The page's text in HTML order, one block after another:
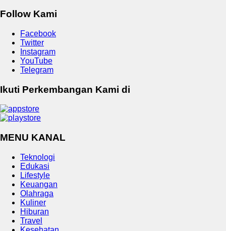
Follow Kami
Facebook
Twitter
Instagram
YouTube
Telegram
Ikuti Perkembangan Kami di
MENU KANAL
Teknologi
Edukasi
Lifestyle
Keuangan
Olahraga
Kuliner
Hiburan
Travel